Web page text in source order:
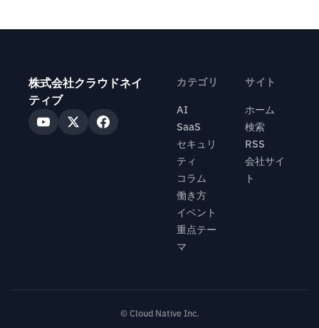
株式会社クラウドネイ
ティブ
カテゴリ
AI
SaaS
セキュリ
ティ
コラム
働き方
イベント
重点テー
マ
サイト
ホーム
検索
RSS
会社サイ
ト
© Cloud Native Inc.